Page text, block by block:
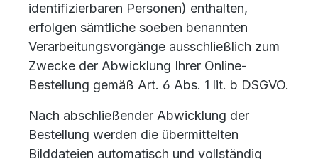
identifizierbaren Personen) enthalten,
erfolgen sämtliche soeben benannten
Verarbeitungsvorgänge ausschließlich zum
Zwecke der Abwicklung Ihrer Online-
Bestellung gemäß Art. 6 Abs. 1 lit. b DSGVO.
Nach abschließender Abwicklung der
Bestellung werden die übermittelten
Bilddateien automatisch und vollständig